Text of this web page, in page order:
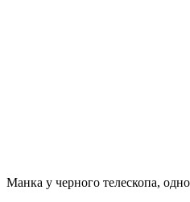
Манка у черного телескопа,